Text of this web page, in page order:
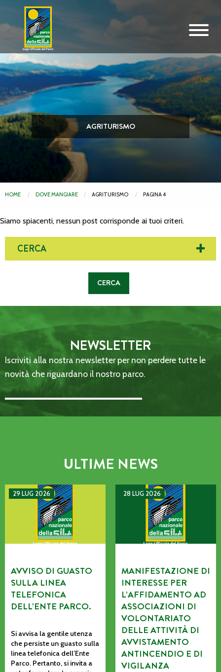
Vai al contenuto principale
AGRITURISMO
HOME DOVE MANGIARE AGRITURISMO PAGINA 4
Siamo spiacenti, nessun post corrisponde ai tuoi criteri.
CERCA
NEWSLETTER
Iscriviti alla nostra newsletter per non perdere tutte le
novità che riguardano il nostro parco.
Email Address::: (required)
ULTIME NEWS
29 LUG 2026
AVVISO DI GUASTO SULLA LINEA TELEFONICA DELL’ENTE
AVVISO DI GUASTO
SULLA LINEA
TELEFONICA
DELL’ENTE PARCO.
Si avvisa la gentile utenza
che persiste un guasto sulla
linea telefonica dell’Ente
Parco. Pertanto, si invita a
28 LUG 2026
MANIFESTAZIONE DI
MANIFESTAZIONE DI
INTERESSE PER
L’AFFIDAMENTO AD
ASSOCIAZIONI DI
VOLONTARIATO
DELLE ATTIVITÀ DI
AVVISTAMENTO
ANTINCENDIO E DI
VIGILANZA